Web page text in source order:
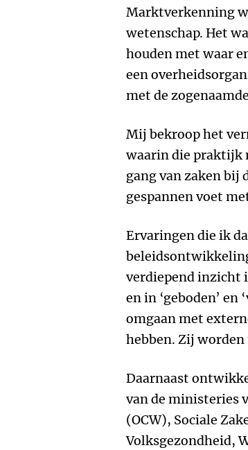
Marktverkenning
wetenschap. Het
houden met waar
een
met de
Mij bekroop het
waarin die praktijk
gang van zaken bij
gespannen voet
Ervaringen die ik
verdiepend inzicht
en in ‘geboden’
omgaan met
hebben. Zij worden
Daarnaast
van de ministeries
(OCW), Sociale
Volksgezondheid,